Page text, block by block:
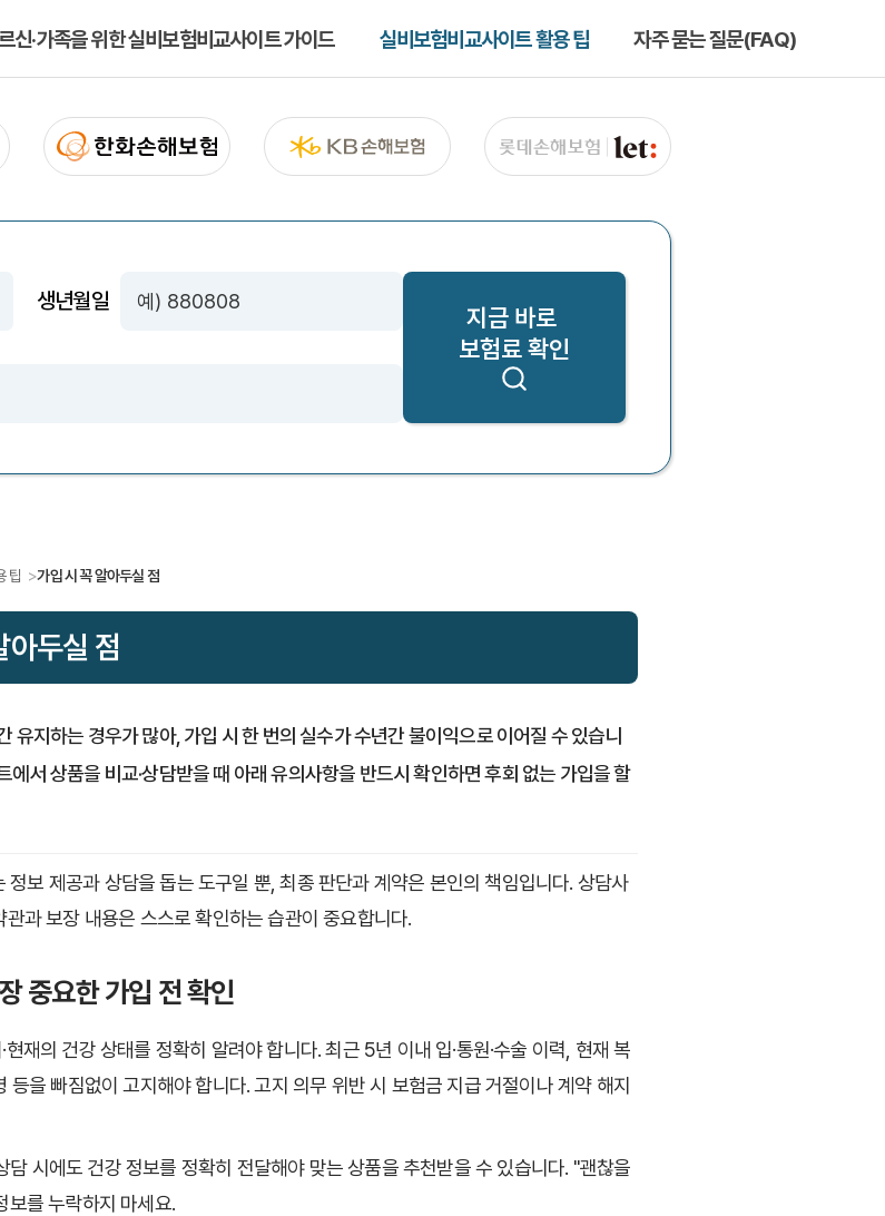
신·가족을 위한 실비보험비교사이트 가이드 실비보험비교사이트 활용 팁 자주 묻는 질문(FAQ)
생년월일
지금 바로
보험료 확인
팁 가입 시 꼭 알아두실 점
아두실 점
유지하는 경우가 많아, 가입 시 한 번의 실수가 수년간 불이익으로 이어질 수 있습니
에서 상품을 비교·상담받을 때 아래 유의사항을 반드시 확인하면 후회 없는 가입을 할
정보 제공과 상담을 돕는 도구일 뿐, 최종 판단과 계약은 본인의 책임입니다. 상담사
과 보장 내용은 스스로 확인하는 습관이 중요합니다.
중요한 가입 전 확인
현재의 건강 상태를 정확히 알려야 합니다. 최근 5년 이내 입·통원·수술 이력, 현재 복
등을 빠짐없이 고지해야 합니다. 고지 의무 위반 시 보험금 지급 거절이나 계약 해지
담 시에도 건강 정보를 정확히 전달해야 맞는 상품을 추천받을 수 있습니다. "괜찮을
보를 누락하지 마세요.